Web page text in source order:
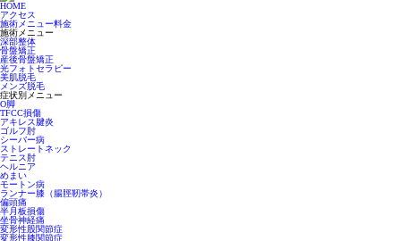
HOME
アクセス
施術メニュー料金
施術メニュー
深部整体
骨盤矯正
産後骨盤矯正
光フォトセラピー
美肌脱毛
メンズ脱毛
症状別メニュー
O脚
TFCC損傷
アキレス腱炎
ゴルフ肘
シーバー病
ストレートネック
テニス肘
ヘルニア
めまい
モートン病
ランナー膝（腸脛靭帯炎）
偏頭痛
半月板損傷
坐骨神経痛
変形性股関節症
変形性膝関節症